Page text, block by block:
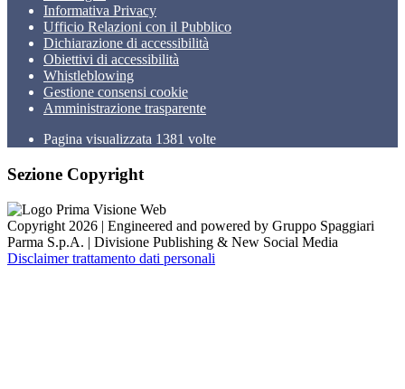
Informativa Privacy
Ufficio Relazioni con il Pubblico
Dichiarazione di accessibilità
Obiettivi di accessibilità
Whistleblowing
Gestione consensi cookie
Amministrazione trasparente
Pagina visualizzata 1381 volte
Sezione Copyright
Copyright 2026 | Engineered and powered by Gruppo Spaggiari
Parma S.p.A. | Divisione Publishing & New Social Media
Disclaimer trattamento dati personali